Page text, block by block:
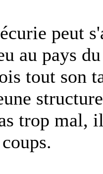
peut
au pays
tout son
trop mal,